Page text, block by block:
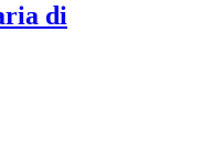
di